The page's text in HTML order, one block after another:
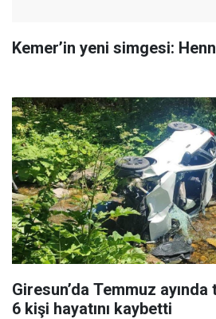
Kemer’in yeni simgesi:
Giresun’da Temmuz
6 kişi hayatını kaybetti